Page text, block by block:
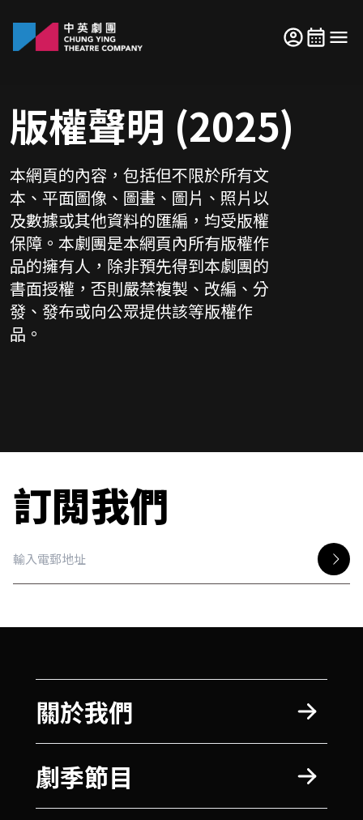
版權聲明 (2025)
本網頁的內容，包括但不限於所有文
本、平面圖像、圖畫、圖片、照片以
及數據或其他資料的匯編，均受版權
保障。本劇團是本網頁內所有版權作
品的擁有人，除非預先得到本劇團的
書面授權，否則嚴禁複製、改編、分
發、發布或向公眾提供該等版權作
品。
訂閲我們
關於我們
劇季節目